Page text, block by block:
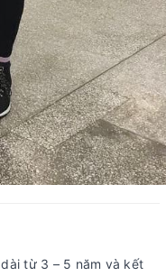
từ 3 – 5 năm và kết